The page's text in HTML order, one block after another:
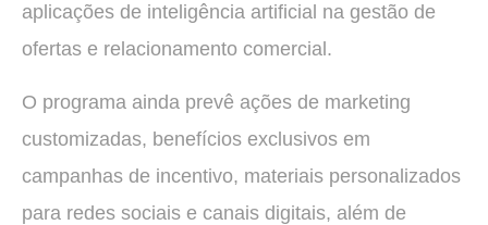
aplicações de inteligência artificial na gestão de
ofertas e relacionamento comercial.
O programa ainda prevê ações de marketing
customizadas, benefícios exclusivos em
campanhas de incentivo, materiais personalizados
para redes sociais e canais digitais, além de